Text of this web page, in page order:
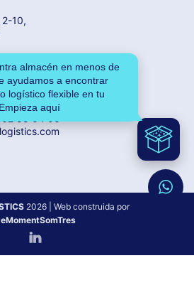
10,
Ribes,
55 04 00
2026 | Web construida por
almacén en menos de
ayudamos a encontrar
logístico flexible en tu
aquí